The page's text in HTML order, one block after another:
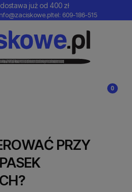
już od 400 zł
tel: 609-186-515
PRZY